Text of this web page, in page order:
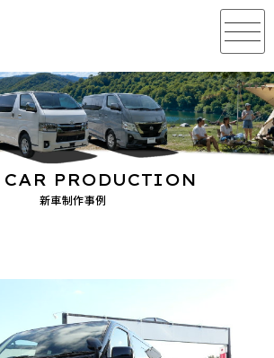
新車制作事例
CAR PRODUCTION